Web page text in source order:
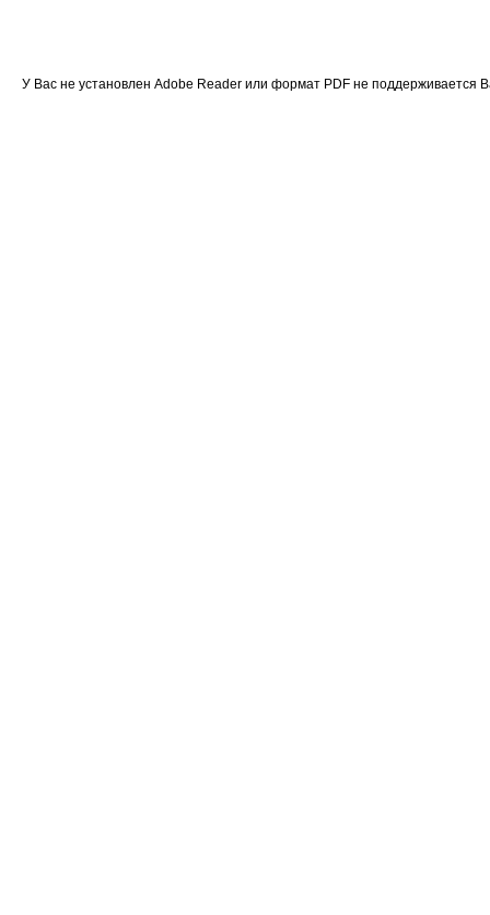
У Вас не установлен Adobe Reader или формат PDF не поддерживается